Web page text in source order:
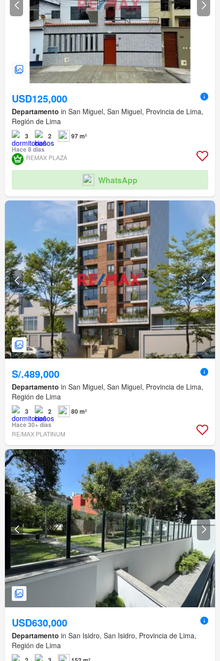
USD125,000
Departamento in San Miguel, San Miguel, Provincia de Lima,
Región de Lima
3 2
97 m²
Hace 8 días
REMAX PLAZA
WhatsApp
S/.489,000
Departamento in San Miguel, San Miguel, Provincia de Lima,
Región de Lima
3 2
80 m²
Hace 30+ días
RE/MAX PLATINUM
USD630,000
Departamento in San Isidro, San Isidro, Provincia de Lima,
Región de Lima